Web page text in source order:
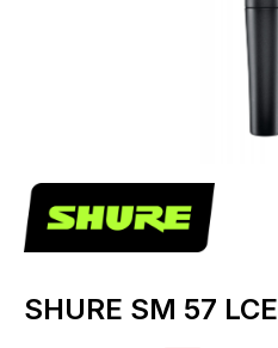
SHURE SM 57 LCE